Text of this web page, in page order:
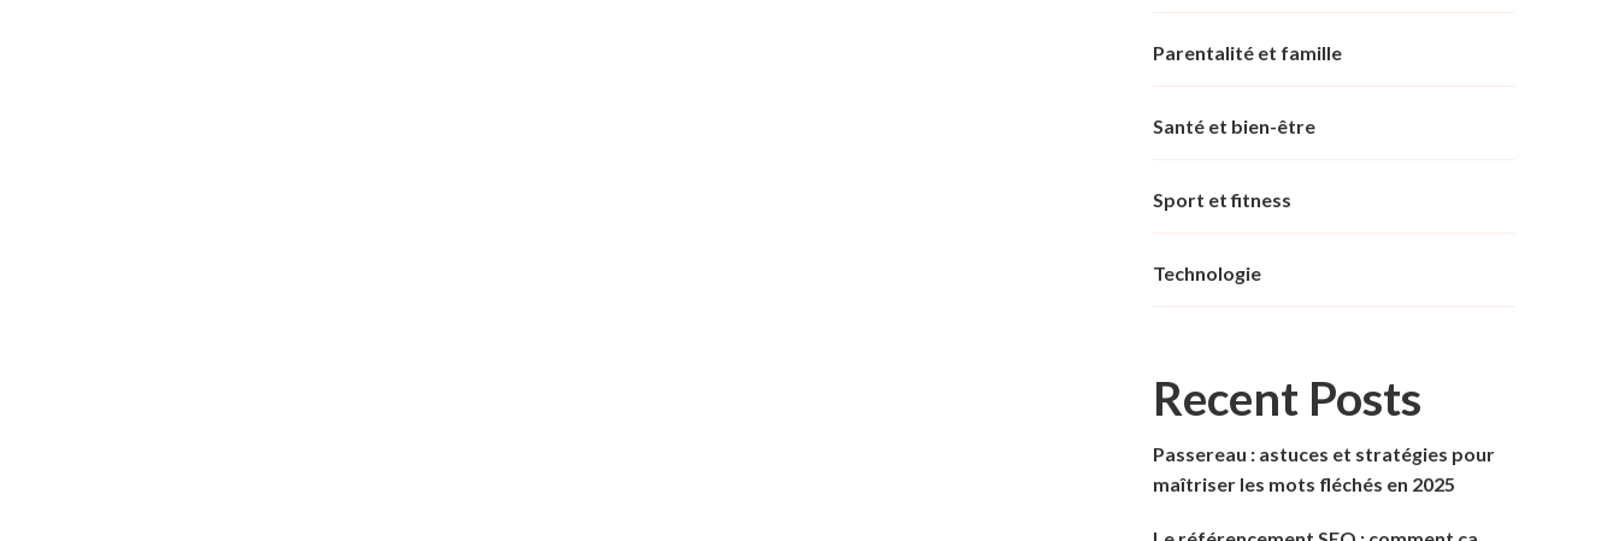
Parentalité et famille
Santé et bien-être
Sport et fitness
Technologie
Recent Posts
Passereau : astuces et stratégies pour
maîtriser les mots fléchés en 2025